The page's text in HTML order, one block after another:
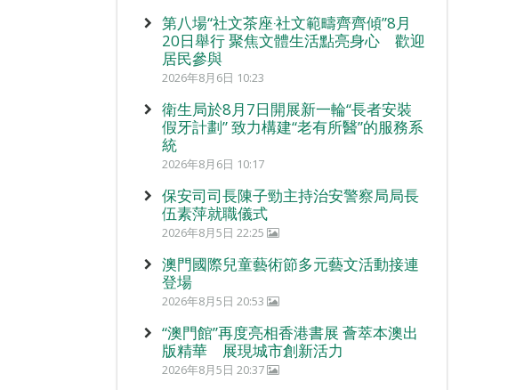
第八場“社文茶座‧社文範疇齊齊傾”8月
20日舉行 聚焦文體生活點亮身心 歡迎
居民參與
2026年8月6日 10:23
衛生局於8月7日開展新一輪“長者安裝
假牙計劃” 致力構建“老有所醫”的服務系
統
2026年8月6日 10:17
保安司司長陳子勁主持治安警察局局長
伍素萍就職儀式
2026年8月5日 22:25
澳門國際兒童藝術節多元藝文活動接連
登場
2026年8月5日 20:53
“澳門館”再度亮相香港書展 薈萃本澳出
版精華 展現城市創新活力
2026年8月5日 20:37